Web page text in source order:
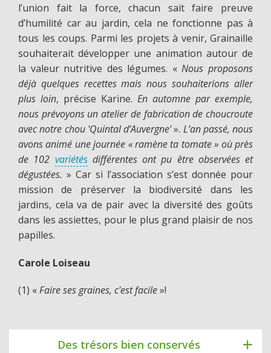
l’union fait la force, chacun sait faire preuve
d’humilité car au jardin, cela ne fonctionne pas à
tous les coups. Parmi les projets à venir, Grainaille
souhaiterait développer une animation autour de
la valeur nutritive des légumes. «Nous proposons
déjà quelques recettes mais nous souhaiterions aller
plus loin, précise Karine. En automne par exemple,
nous prévoyons un atelier de fabrication de choucroute
avec notre chou 'Quintal d’Auvergne'». L’an passé, nous
avons animé une journée « ramène ta tomate » où près
de 102 variétésdifférentes ont pu être observées et
dégustées. » Car si l’association s’est donnée pour
mission de préserver la biodiversité dans les
jardins, cela va de pair avec la diversité des goûts
dans les assiettes, pour le plus grand plaisir de nos
papilles.
Carole Loiseau
(1) «Faire ses graines, c'est facile»!
Des trésors bien conservés